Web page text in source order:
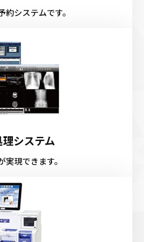
システムです。
システム
現できます。